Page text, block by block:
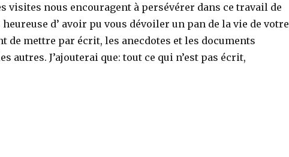
visites nous encouragent à persévérer dans ce travail de
d’ avoir pu vous dévoiler un pan de la vie de votre
de mettre par écrit, les anecdotes et les documents
autres. J’ajouterai que: tout ce qui n’est pas écrit,